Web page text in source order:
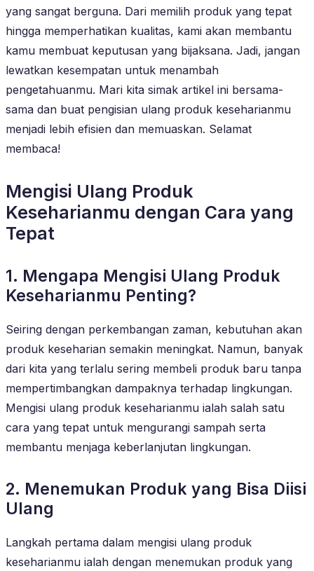
yang sangat berguna. Dari memilih produk yang tepat
hingga memperhatikan kualitas, kami akan membantu
kamu membuat keputusan yang bijaksana. Jadi, jangan
lewatkan kesempatan untuk menambah
pengetahuanmu. Mari kita simak artikel ini bersama-
sama dan buat pengisian ulang produk keseharianmu
menjadi lebih efisien dan memuaskan. Selamat
membaca!
Mengisi Ulang Produk
Keseharianmu dengan Cara yang
Tepat
1. Mengapa Mengisi Ulang Produk
Keseharianmu Penting?
Seiring dengan perkembangan zaman, kebutuhan akan
produk keseharian semakin meningkat. Namun, banyak
dari kita yang terlalu sering membeli produk baru tanpa
mempertimbangkan dampaknya terhadap lingkungan.
Mengisi ulang produk keseharianmu ialah salah satu
cara yang tepat untuk mengurangi sampah serta
membantu menjaga keberlanjutan lingkungan.
2. Menemukan Produk yang Bisa Diisi
Ulang
Langkah pertama dalam mengisi ulang produk
keseharianmu ialah dengan menemukan produk yang